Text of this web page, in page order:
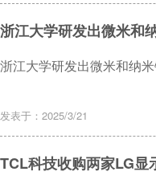
浙江大学研发出微米和
浙江大学研发出微米和纳
发表于：2025/3/21
TCL科技收购两家LG显